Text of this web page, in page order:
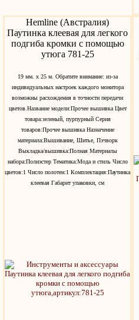
Hemline (Австралия)
Паутинка клеевая для легкого
подгиба кромки с помощью
утюга 781-25
19 мм. х 25 м. Обратите внимание: из-за
индивидуальных настроек каждого монитора
возможны расхождения в точности передачи
цветов.Название модели:Прочее вышивка Цвет
товара:зеленый, пурпурный Серия
товаров:Прочее вышивка Назначение
материала:Вышивание, Шитье, Пэчворк
Выкладка/вышивка:Полная Материалы
набора:Полиэстер Тематика:Мода и стиль Число
цветов:1 Число полотен:1 Комплектация:Паутинка
клеевая Габарит упаковки, см